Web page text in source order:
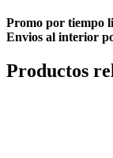
Promo por tiempo
Envios al interior
Productos